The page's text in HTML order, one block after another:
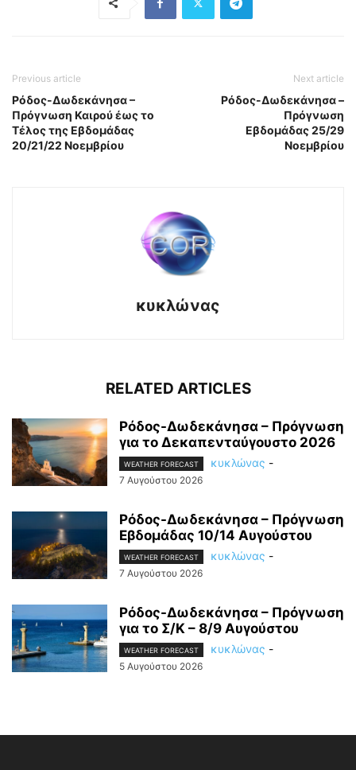
Previous article
Ρόδος-Δωδεκάνησα –
Πρόγνωση Καιρού έως το
Τέλος της Εβδομάδας
20/21/22 Νοεμβρίου
Next article
Ρόδος-Δωδεκάνησα –
Πρόγνωση
Εβδομάδας 25/29
Νοεμβρίου
κυκλώνας
RELATED ARTICLES
Ρόδος-Δωδεκάνησα – Πρόγνωση
για το Δεκαπενταύγουστο 2026
WEATHER FORECAST κυκλώνας -
7 Αυγούστου 2026
Ρόδος-Δωδεκάνησα – Πρόγνωση
Εβδομάδας 10/14 Αυγούστου
WEATHER FORECAST κυκλώνας -
7 Αυγούστου 2026
Ρόδος-Δωδεκάνησα – Πρόγνωση
για το Σ/Κ – 8/9 Αυγούστου
WEATHER FORECAST κυκλώνας -
5 Αυγούστου 2026